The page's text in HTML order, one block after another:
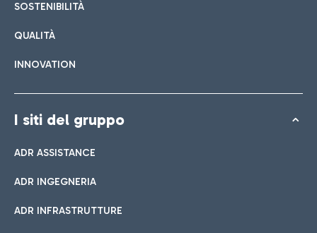
SOSTENIBILITÀ
QUALITÀ
INNOVATION
I siti del gruppo
ADR ASSISTANCE
ADR INGEGNERIA
ADR INFRASTRUTTURE